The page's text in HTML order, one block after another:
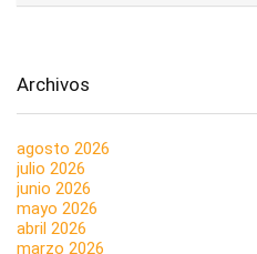
Archivos
agosto 2026
julio 2026
junio 2026
mayo 2026
abril 2026
marzo 2026